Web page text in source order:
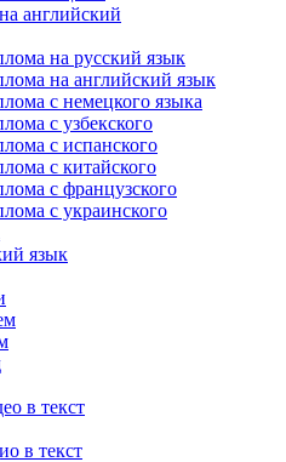
английский
на русский язык
на английский язык
с немецкого языка
с узбекского
с испанского
с китайского
с французского
с украинского
язык
в текст
в текст